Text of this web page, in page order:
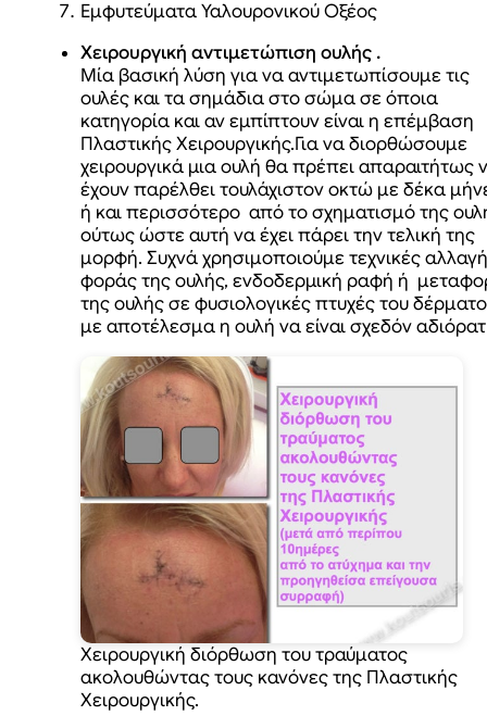
Εμφυτεύματα Υαλουρονικού Οξέος
Χειρουργική αντιμετώπιση ουλής .
Μία βασική λύση για να αντιμετωπίσουμε τις
ουλές και τα σημάδια στο σώμα σε όποια
κατηγορία και αν εμπίπτουν είναι η επέμβαση
Πλαστικής Χειρουργικής.Για να διορθώσουμε
χειρουργικά μια ουλή θα πρέπει απαραιτήτως
έχουν παρέλθει τουλάχιστον οκτώ με δέκα
ή και περισσότερο από το σχηματισμό της
ούτως ώστε αυτή να έχει πάρει την τελική της
μορφή. Συχνά χρησιμοποιούμε τεχνικές
φοράς της ουλής, ενδοδερμική ραφή ή
της ουλής σε φυσιολογικές πτυχές του
με αποτέλεσμα η ουλή να είναι σχεδόν
Χειρουργική διόρθωση του τραύματος
ακολουθώντας τους κανόνες της Πλαστικής
Χειρουργικής.